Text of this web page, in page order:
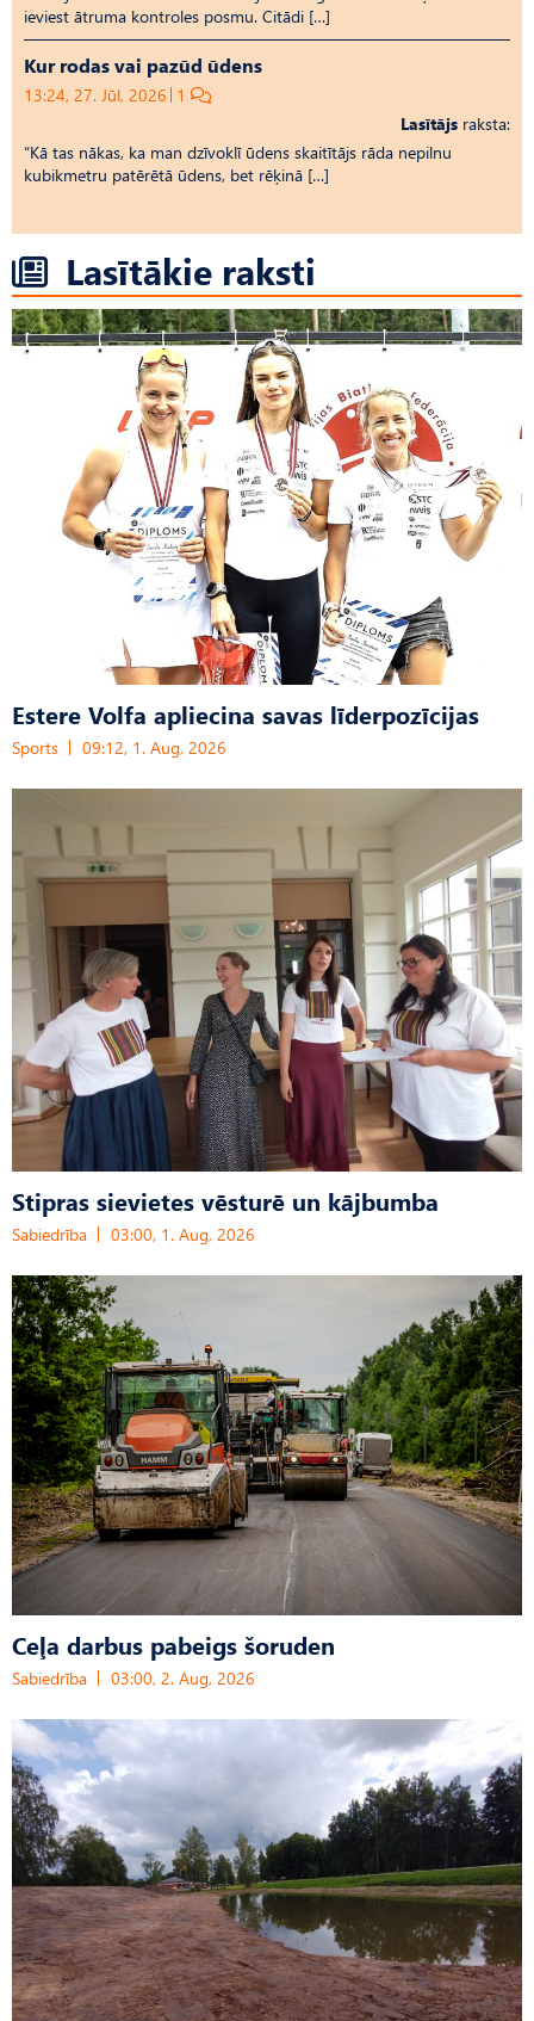
ieviest ātruma kontroles posmu. Citādi […]
Kur rodas vai pazūd ūdens
13:24, 27. Jūl, 2026 1
Lasītājs raksta:
“Kā tas nākas, ka man dzīvoklī ūdens skaitītājs rāda nepilnu
kubikmetru patērētā ūdens, bet rēķinā […]
Lasītākie raksti
Estere Volfa apliecina savas līderpozīcijas
Sports 09:12, 1. Aug, 2026
Stipras sievietes vēsturē un kājbumba
Sabiedrība 03:00, 1. Aug, 2026
Ceļa darbus pabeigs šoruden
Sabiedrība 03:00, 2. Aug, 2026